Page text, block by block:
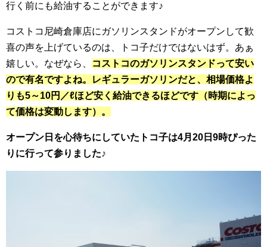
行く前にも給油することができます♪
コストコ尼崎倉庫店にガソリンスタンドがオープンして歓
喜の声を上げているのは、トコ子だけではないはず。あぁ
嬉しい。なぜなら、
コストコのガソリンスタンドって安い
ので有名ですよね。
レギュラーガソリンだと、相場価格よ
りも5～10円／ℓほど安く給油できるほどです（時期によっ
て価格は変動します）。
オープン日を心待ちにしていたトコ子は4月20日9時ぴった
りに行って参りました♪